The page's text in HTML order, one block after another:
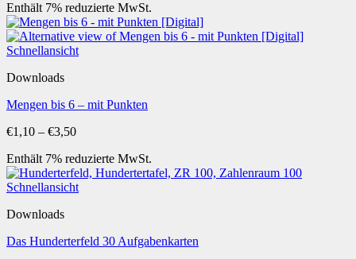
Enthält 7% reduzierte MwSt.
Schnellansicht
Downloads
Mengen bis 6 – mit Punkten
€1,10 – €3,50Preisspanne:
bis
€3,50
Enthält 7% reduzierte MwSt.
Schnellansicht
Downloads
Das Hunderterfeld 30 Aufgabenkarten